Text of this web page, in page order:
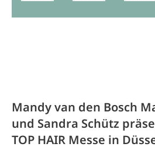
Mandy van den Bosch
und Sandra Schütz
TOP HAIR Messe in